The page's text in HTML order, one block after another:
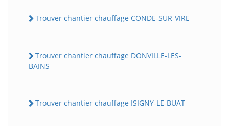
Trouver chantier chauffage CONDE-SUR-VIRE
Trouver chantier chauffage DONVILLE-LES-
BAINS
Trouver chantier chauffage ISIGNY-LE-BUAT